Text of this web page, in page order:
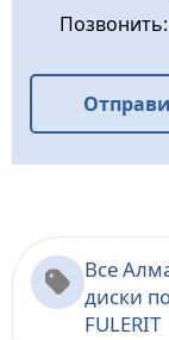
Позвонить:
Все
диски
FULERIT